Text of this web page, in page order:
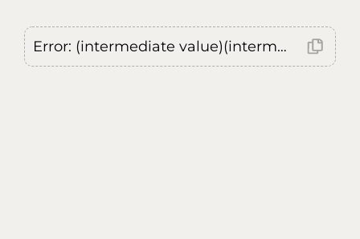
Error: (intermediate value)(intermediate value)(intermediate value).replaceAll is not a function